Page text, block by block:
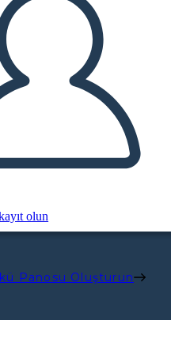
olun
Panosu Oluşturun